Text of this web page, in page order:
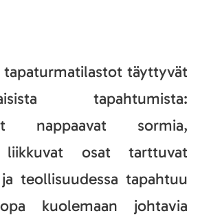
tapaturmatilastot täyttyvät
tapahtumista:
nappaavat sormia,
liikkuvat osat tarttuvat
teollisuudessa tapahtuu
kuolemaan johtavia